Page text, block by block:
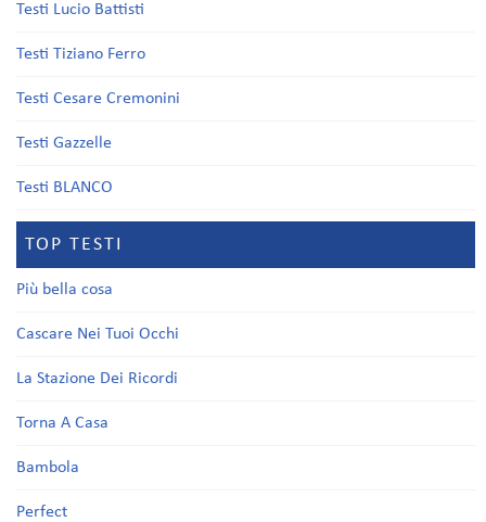
Testi Lucio Battisti
Testi Tiziano Ferro
Testi Cesare Cremonini
Testi Gazzelle
Testi BLANCO
TOP TESTI
Più bella cosa
Cascare Nei Tuoi Occhi
La Stazione Dei Ricordi
Torna A Casa
Bambola
Perfect